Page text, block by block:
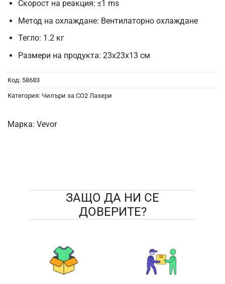
Скорост на реакция: ≤1 ms
Метод на охлаждане: Вентилаторно охлаждане
Тегло: 1.2 кг
Размери на продукта: 23x23x13 см
Код: 58683
Категория: Чилъри за CO2 Лазери
Марка: Vevor
ЗАЩО ДА НИ СЕ
ДОВЕРИТЕ?